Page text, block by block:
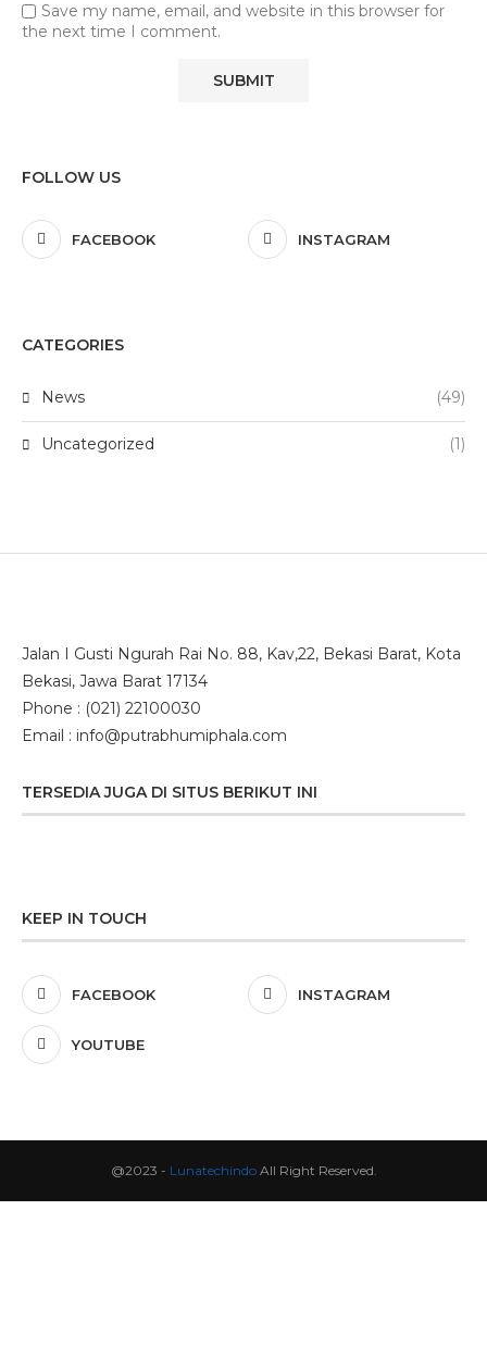
Save my name, email, and website in this browser for
the next time I comment.
FOLLOW US
FACEBOOK INSTAGRAM
CATEGORIES
News (49)
Uncategorized (1)
Jalan I Gusti Ngurah Rai No. 88, Kav,22, Bekasi Barat, Kota
Bekasi, Jawa Barat 17134
Phone : (021) 22100030
Email : info@putrabhumiphala.com
TERSEDIA JUGA DI SITUS BERIKUT INI
KEEP IN TOUCH
FACEBOOK INSTAGRAM
YOUTUBE
@2023 - LunatechindoAll Right Reserved.